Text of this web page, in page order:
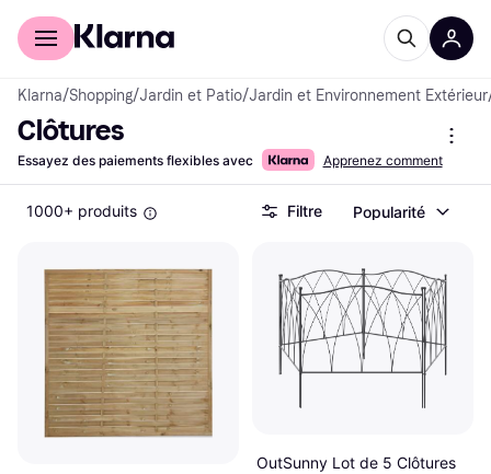
Acheter avec Klarna
Klarna/Shopping/Jardin et Patio/Jardin et Environnement Extérieur
Clôtures
Essayez des paiements flexibles avec Apprenez comment
1000+ produits Filtre Popularité
OutSunny Lot de 5 Clôtures